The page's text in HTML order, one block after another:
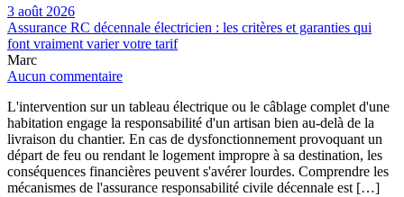
3 août 2026
Assurance RC décennale électricien : les critères et garanties qui
font vraiment varier votre tarif
Marc
Aucun commentaire
L'intervention sur un tableau électrique ou le câblage complet d'une
habitation engage la responsabilité d'un artisan bien au-delà de la
livraison du chantier. En cas de dysfonctionnement provoquant un
départ de feu ou rendant le logement impropre à sa destination, les
conséquences financières peuvent s'avérer lourdes. Comprendre les
mécanismes de l'assurance responsabilité civile décennale est […]